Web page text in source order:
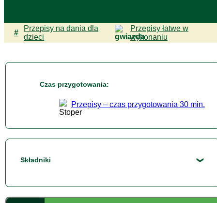
#
Przepisy na dania dla
dzieci
Przepisy łatwe w
wykonaniu
Czas przygotowania:
Przepisy – czas przygotowania 30 min.
Składniki